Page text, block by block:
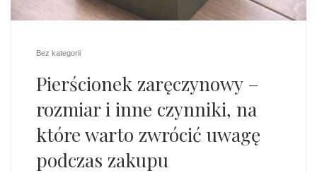
Bez kategorii
Pierścionek zaręczynowy –
rozmiar i inne czynniki, na
które warto zwrócić uwagę
podczas zakupu